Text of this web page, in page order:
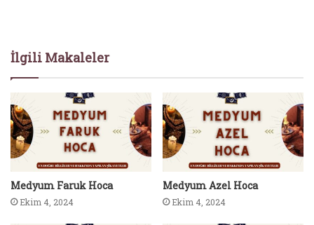
İlgili Makaleler
Medyum Faruk Hoca
Ekim 4, 2024
Medyum Azel Hoca
Ekim 4, 2024